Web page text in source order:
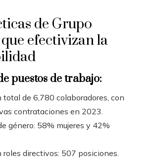
de Grupo
efectivizan la
puestos de trabajo:
total de 6,780 colaboradores, con
contrataciones en 2023.
género: 58% mujeres y 42%
roles directivos: 507 posiciones.